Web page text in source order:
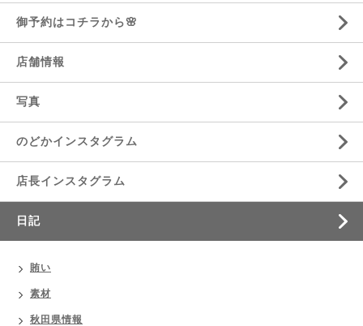
御予約はコチラから🌸
店舗情報
写真
のどかインスタグラム
店長インスタグラム
日記
賄い
素材
秋田県情報